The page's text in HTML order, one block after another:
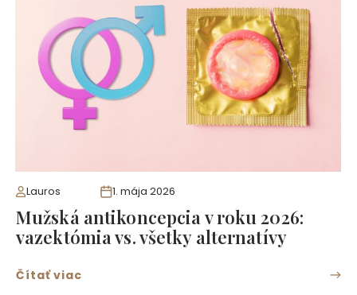
Lauros 1. mája 2026
Mužská antikoncepcia v roku 2026:
vazektómia vs. všetky alternatívy
Čítať viac